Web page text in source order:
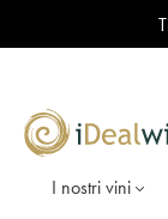
I nostri vini